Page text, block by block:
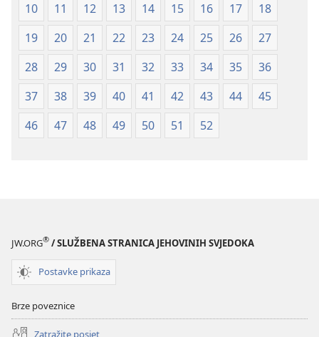
10
11 12 13 14 15 16 17
18
19
20 21 22 23 24 25 26
27
28
29 30 31 32 33 34 35
36
37
38 39 40 41 42 43 44
45
46
47 48 49 50 51 52
JW.ORG® / SLUŽBENA STRANICA JEHOVINIH SVJEDOKA
Postavke prikaza
Brze poveznice
Zatražite posjet